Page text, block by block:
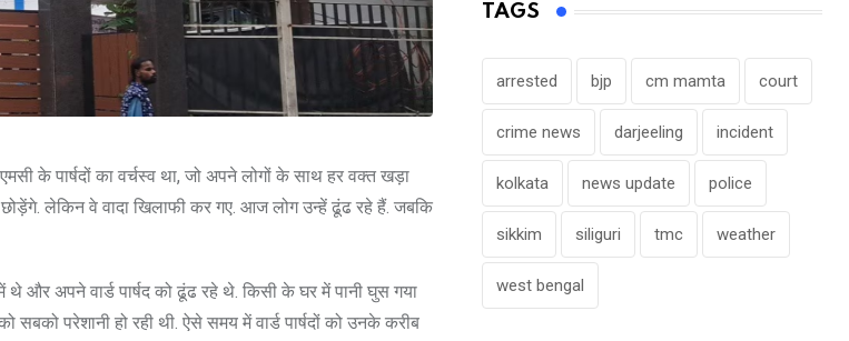
के पार्षदों का वर्चस्व था, जो अपने लोगों के साथ हर वक्त खड़ा
छोड़ेंगे. लेकिन वे वादा खिलाफी कर गए. आज लोग उन्हें ढूंढ रहे हैं. जबकि
और अपने वार्ड पार्षद को ढूंढ रहे थे. किसी के घर में पानी घुस गया
सबको परेशानी हो रही थी. ऐसे समय में वार्ड पार्षदों को उनके करीब
TAGS
arrested bjp cm mamta court
crime news darjeeling incident
kolkata news update police
sikkim siliguri tmc weather
west bengal